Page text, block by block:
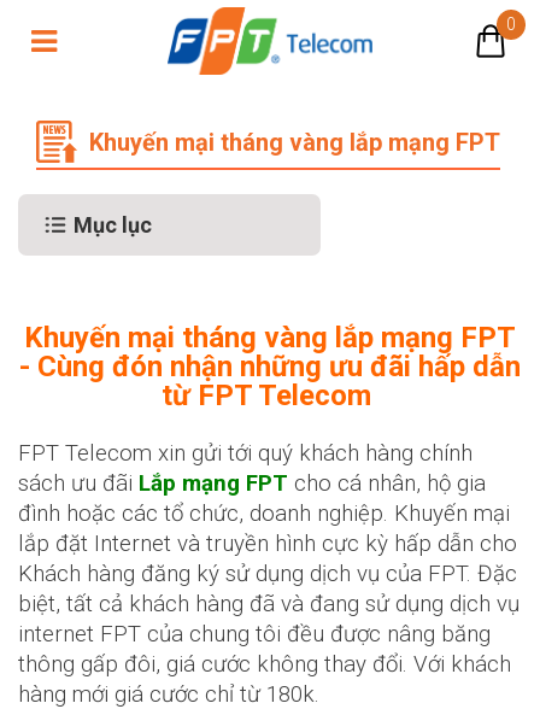
0
Khuyến mại tháng vàng lắp mạng FPT
Mục lục
Khuyến mại tháng vàng lắp mạng FPT
- Cùng đón nhận những ưu đãi hấp dẫn
từ FPT Telecom
FPT Telecom xin gửi tới quý khách hàng chính
sách ưu đãi Lắp mạng FPT cho cá nhân, hộ gia
đình hoặc các tổ chức, doanh nghiệp. Khuyến mại
lắp đặt Internet và truyền hình cực kỳ hấp dẫn cho
Khách hàng đăng ký sử dụng dịch vụ của FPT. Đặc
biệt, tất cả khách hàng đã và đang sử dụng dịch vụ
internet FPT của chung tôi đều được nâng băng
thông gấp đôi, giá cước không thay đổi. Với khách
hàng mới giá cước chỉ từ 180k.